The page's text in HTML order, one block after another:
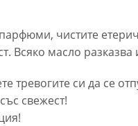
чистите
Всяко масло разказва
тревогите си да се
свежест!